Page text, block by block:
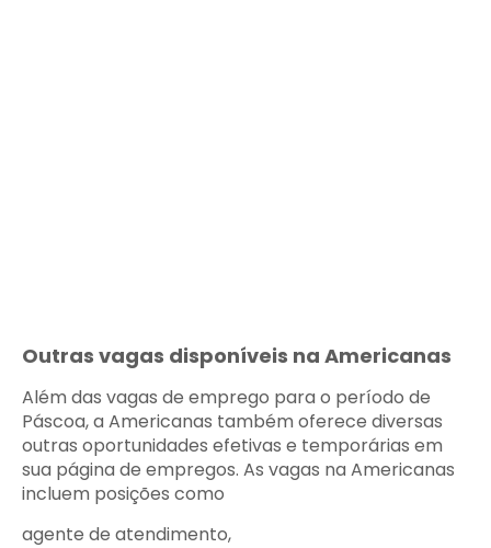
Outras vagas disponíveis na Americanas
Além das vagas de emprego para o período de
Páscoa, a Americanas também oferece diversas
outras oportunidades efetivas e temporárias em
sua página de empregos. As vagas na Americanas
incluem posições como
agente de atendimento,